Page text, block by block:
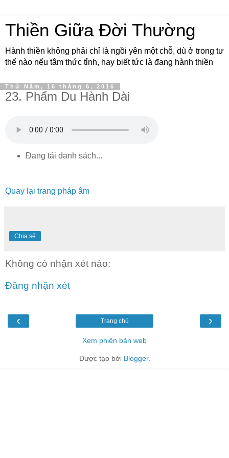
Thiền Giữa Đời Thường
Hành thiền không phải chỉ là ngồi yên một chỗ, dù ở trong tư
thế nào nếu tâm thức tỉnh, hay biết tức là đang hành thiền
Thứ Năm, 16 tháng 6, 2016
23. Phẩm Du Hành Dài
Đang tải danh sách...
Quay lại trang pháp âm
Chia sẻ
Không có nhận xét nào:
Đăng nhận xét
‹ ›
Trang chủ
Xem phiên bản web
Được tạo bởi Blogger.